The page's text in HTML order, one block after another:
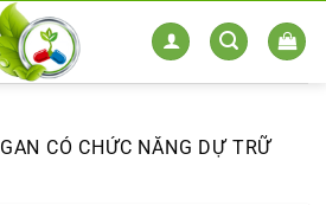
GAN CÓ CHỨC NĂNG DỰ TRỮ